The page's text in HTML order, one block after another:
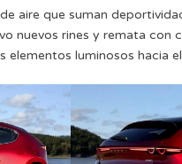
aire que suman
nuevos rines y remata con
luminosos hacia